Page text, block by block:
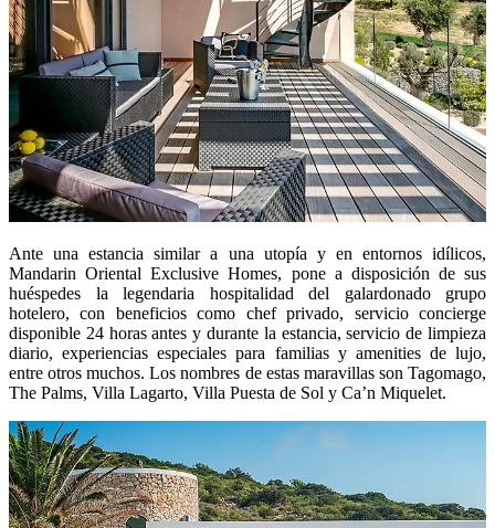
Ante una estancia similar a una utopía y en entornos idílicos,
Mandarin Oriental Exclusive Homes, pone a disposición de sus
huéspedes la legendaria hospitalidad del galardonado grupo
hotelero, con beneficios como chef privado, servicio concierge
disponible 24 horas antes y durante la estancia, servicio de limpieza
diario, experiencias especiales para familias y amenities de lujo,
entre otros muchos. Los nombres de estas maravillas son Tagomago,
The Palms, Villa Lagarto, Villa Puesta de Sol y Ca’n Miquelet.